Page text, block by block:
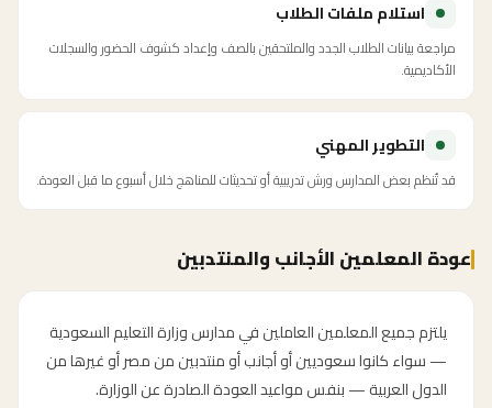
استلام ملفات الطلاب
مراجعة بيانات الطلاب الجدد والملتحقين بالصف وإعداد كشوف الحضور والسجلات
الأكاديمية.
التطوير المهني
قد تُنظم بعض المدارس ورش تدريبية أو تحديثات للمناهج خلال أسبوع ما قبل العودة.
عودة المعلمين الأجانب والمنتدبين
يلتزم جميع المعلمين العاملين في مدارس وزارة التعليم السعودية
— سواء كانوا سعوديين أو أجانب أو منتدبين من مصر أو غيرها من
الدول العربية — بنفس مواعيد العودة الصادرة عن الوزارة.